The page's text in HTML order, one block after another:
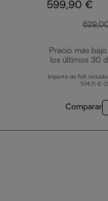
599,90 €
Precio más bajo
los últimos 30
Importe de IVA
104,11 €
Comparar